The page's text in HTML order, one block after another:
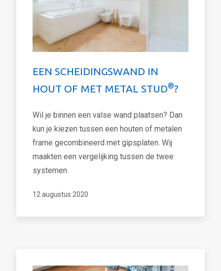
EEN SCHEIDINGSWAND IN
HOUT OF MET METAL STUD®?
Wil je binnen een valse wand plaatsen? Dan
kun je kiezen tussen een houten of metalen
frame gecombineerd met gipsplaten. Wij
maakten een vergelijking tussen de twee
systemen.
12 augustus 2020